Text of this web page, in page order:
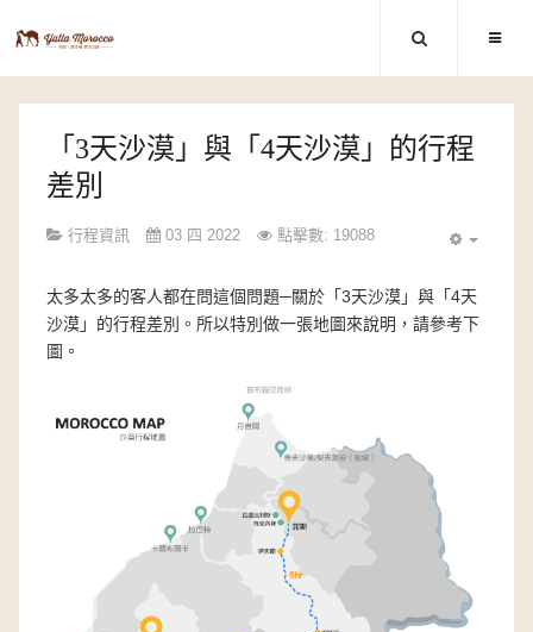
「3天沙漠」與「4天沙漠」的行程
差別
行程資訊 03 四 2022 點擊數: 19088
太多太多的客人都在問這個問題─關於「3天沙漠」與「4天
沙漠」的行程差別。所以特別做一張地圖來說明，請參考下
圖。